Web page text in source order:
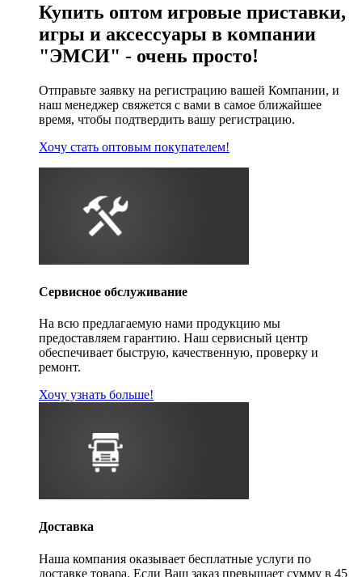
Купить оптом игровые приставки,
игры и аксессуары в компании
"ЭМСИ" - очень просто!
Отправьте заявку на регистрацию вашей Компании, и
наш менеджер свяжется с вами в самое ближайшее
время, чтобы подтвердить вашу регистрацию.
Хочу стать оптовым покупателем!
Сервисное обслуживание
На всю предлагаемую нами продукцию мы
предоставляем гарантию. Наш сервисный центр
обеспечивает быструю, качественную, проверку и
ремонт.
Хочу узнать больше!
Доставка
Наша компания оказывает бесплатные услуги по
доставке товара. Если Ваш заказ превышает сумму в 45